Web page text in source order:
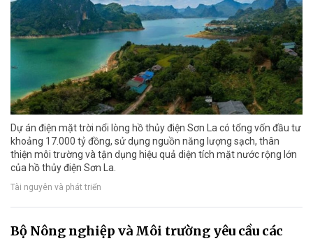
Dự án điện mặt trời nổi lòng hồ thủy điện Sơn La có tổng vốn đầu tư
khoảng 17.000 tỷ đồng, sử dụng nguồn năng lượng sạch, thân
thiện môi trường và tận dụng hiệu quả diện tích mặt nước rộng lớn
của hồ thủy điện Sơn La.
Tài nguyên và phát triển
Bộ Nông nghiệp và Môi trường yêu cầu các